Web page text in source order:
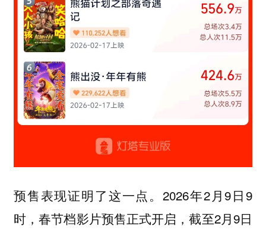
预售表现证明了这一点。2026年2月9日9
时，春节档影片预售正式开启，截至2月9日